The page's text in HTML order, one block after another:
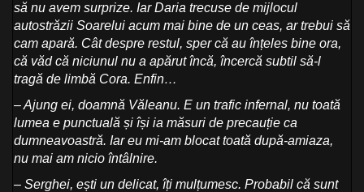
să nu avem surprize. Iar Daria trecuse de mijlocul
autostrăzii Soarelui acum mai bine de un ceas, ar trebui să
cam apară. Cât despre restul, sper că au înțeles bine ora,
că văd că niciunul nu a apărut încă, încercă subtil să-l
tragă de limbă Cora. Enfin…
– Ajung ei, doamnă Văleanu. E un trafic infernal, nu toată
lumea e punctuală și își ia măsuri de precauție ca
dumneavoastră. Iar eu mi-am blocat toată după-amiaza,
nu mai am nicio întâlnire.
– Serghei, ești un delicat, îți mulțumesc. Probabil că sunt